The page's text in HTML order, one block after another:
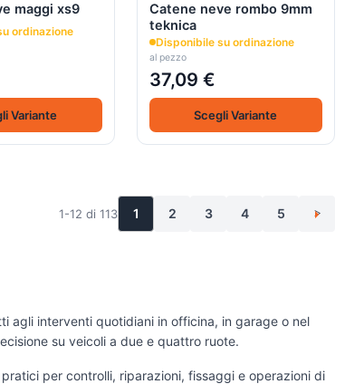
maggi xs9
ordinazione
Variante
Catene neve rombo 9mm
teknica
Disponibile su ordinazione
al pezzo
37,09 €
Scegli Variante
1-12 di 113 1 2 3 4 5 >
agli interventi quotidiani in officina, in garage o nel
su veicoli a due e quattro ruote.
per controlli, riparazioni, fissaggi e operazioni di